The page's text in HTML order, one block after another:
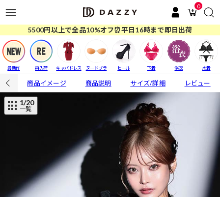
0
5500円以上で全品10%オフ⏰平日16時まで即日出荷
最新作 再入荷 キャバドレス ヌードブラ ヒール 下着 浴衣 水着
商品イメージ 商品説明 サイズ/詳細 レビュー
1/20
一覧